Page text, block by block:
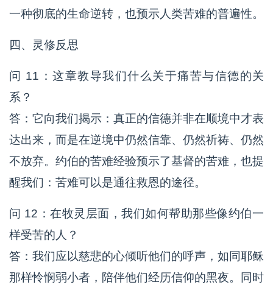
一种彻底的生命逆转，也预示人类苦难的普遍性。
四、灵修反思
问 11：这章教导我们什么关于痛苦与信德的关
系？
答：它向我们揭示：真正的信德并非在顺境中才表
达出来，而是在逆境中仍然信靠、仍然祈祷、仍然
不放弃。约伯的苦难经验预示了基督的苦难，也提
醒我们：苦难可以是通往救恩的途径。
问 12：在牧灵层面，我们如何帮助那些像约伯一
样受苦的人？
答：我们应以慈悲的心倾听他们的呼声，如同耶稣
那样怜悯弱小者，陪伴他们经历信仰的黑夜。同时